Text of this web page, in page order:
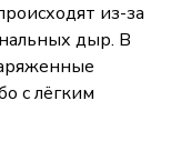
из-за
дыр. В
с лёгким